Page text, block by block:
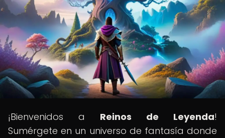
¡Bienvenidos a Reinos de Leyenda!
Sumérgete en un universo de fantasía donde